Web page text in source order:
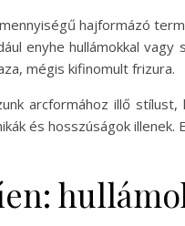
hajformázó
enyhe hullámokkal
mégis kifinomult frizura.
arcformához illő
és hosszúságok